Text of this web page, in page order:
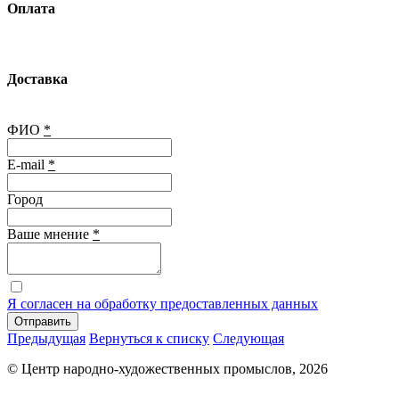
Оплата
Доставка
ФИО *
E-mail *
Город
Ваше мнение *
Я согласен на обработку предоставленных данных
Отправить
Предыдущая Вернуться к списку Следующая
© Центр народно-художественных промыслов, 2026